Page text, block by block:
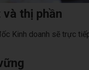
thị phần
Kinh doanh sẽ trực